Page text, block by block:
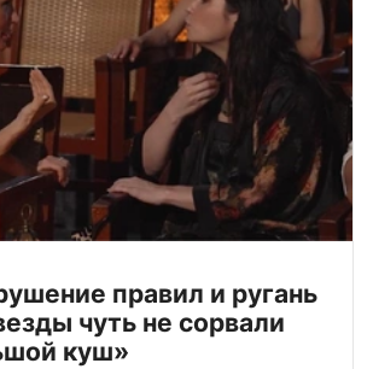
правил и ругань
чуть не сорвали
куш»